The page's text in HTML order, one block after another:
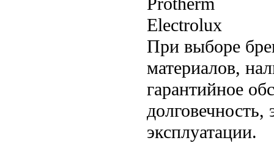
Electrolux
При выборе
материалов,
гарантийное
эксплуатации.